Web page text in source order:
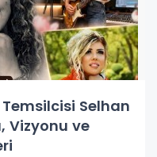
Temsilcisi Selhan
Vizyonu ve